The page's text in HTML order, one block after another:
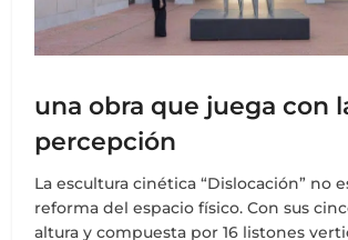
una obra que juega con
percepción
La escultura cinética “Dislocación” no
reforma del espacio físico. Con sus
altura y compuesta por 16 listones